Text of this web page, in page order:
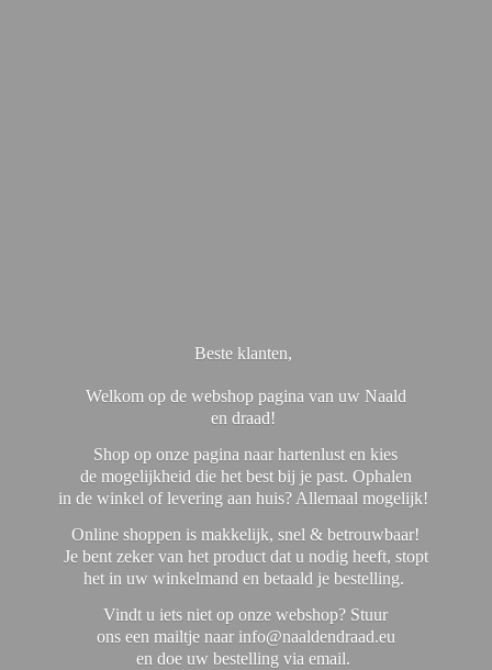
Beste klanten,
Welkom op de webshop pagina van uw Naald
en draad!
Shop op onze pagina naar hartenlust en kies
de mogelijkheid die het best bij je past. Ophalen
in de winkel of levering aan huis? Allemaal mogelijk!
Online shoppen is makkelijk, snel & betrouwbaar!
Je bent zeker van het product dat u nodig heeft, stopt
het in uw winkelmand en betaald je bestelling.
Vindt u iets niet op onze webshop? Stuur
ons een mailtje naar info@naaldendraad.eu
en doe uw bestelling via email.